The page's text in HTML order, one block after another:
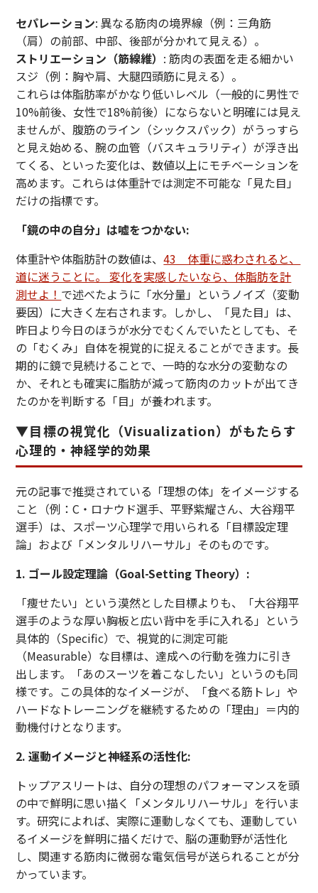
セパレーション: 異なる筋肉の境界線（例：三角筋
（肩）の前部、中部、後部が分かれて見える）。
ストリエーション（筋線維） : 筋肉の表面を走る細かい
スジ（例：胸や肩、大腿四頭筋に見える）。
これらは体脂肪率がかなり低いレベル（一般的に男性で
10%前後、女性で18%前後）にならないと明確には見え
ませんが、腹筋のライン（シックスパック）がうっすら
と見え始める、腕の血管（バスキュラリティ）が浮き出
てくる、といった変化は、数値以上にモチベーションを
高めます。これらは体重計では測定不可能な「見た目」
だけの指標です。
「鏡の中の自分」は嘘をつかない:
体重計や体脂肪計の数値は、43 体重に惑わされると、
道に迷うことに。 変化を実感したいなら、体脂肪を計
測せよ！ で述べたように「水分量」というノイズ（変動
要因）に大きく左右されます。しかし、「見た目」は、
昨日より今日のほうが水分でむくんでいたとしても、そ
の「むくみ」自体を視覚的に捉えることができます。長
期的に鏡で見続けることで、一時的な水分の変動なの
か、それとも確実に脂肪が減って筋肉のカットが出てき
たのかを判断する「目」が養われます。
▼目標の視覚化（Visualization）がもたらす
心理的・神経学的効果
元の記事で推奨されている「理想の体」をイメージする
こと（例：C・ロナウド選手、平野紫耀さん、大谷翔平
選手）は、スポーツ心理学で用いられる「目標設定理
論」および「メンタルリハーサル」そのものです。
1. ゴール設定理論（Goal-Setting Theory）:
「痩せたい」という漠然とした目標よりも、「大谷翔平
選手のような厚い胸板と広い背中を手に入れる」という
具体的（Specific）で、視覚的に測定可能
（Measurable）な目標は、達成への行動を強力に引き
出します。「あのスーツを着こなしたい」というのも同
様です。この具体的なイメージが、「食べる筋トレ」や
ハードなトレーニングを継続するための「理由」＝内的
動機付けとなります。
2. 運動イメージと神経系の活性化:
トップアスリートは、自分の理想のパフォーマンスを頭
の中で鮮明に思い描く「メンタルリハーサル」を行いま
す。研究によれば、実際に運動しなくても、運動してい
るイメージを鮮明に描くだけで、脳の運動野が活性化
し、関連する筋肉に微弱な電気信号が送られることが分
かっています。